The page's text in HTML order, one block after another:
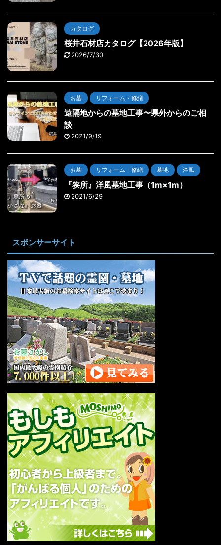
カタログ
桜井石材店カタログ【2026年版】
2026/7/30
お墓 リフォーム・修繕
遠隔地からの墓地工事〜県外からのご相
談
2021/9/19
お墓 リフォーム・修繕 墓地 洋風
『狭所』洋風墓地工事（1m×1m）
2021/6/29
スポンサーサイト